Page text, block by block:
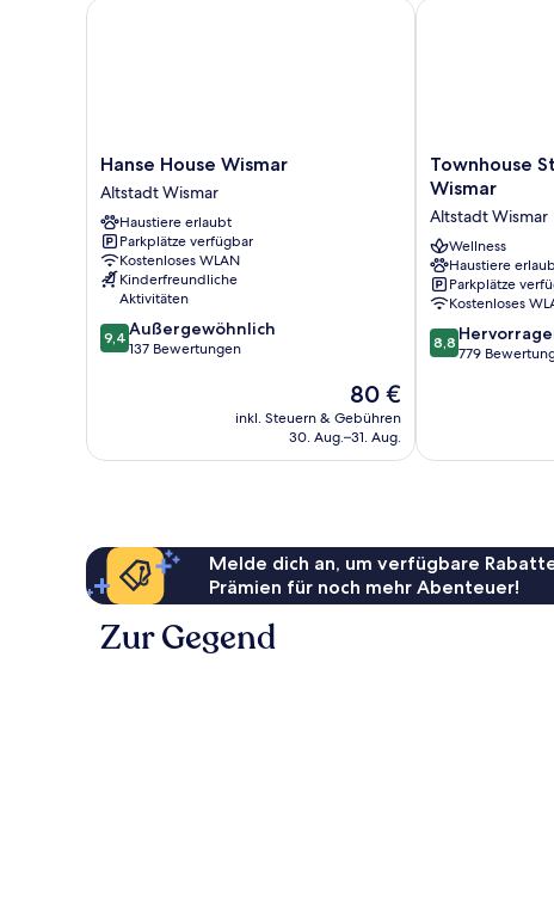
Hanse
House
Wismar
Altstadt
Wismar
Hanse House Wismar
Altstadt Wismar
Haustiere erlaubt
Parkplätze verfügbar
Kostenloses WLAN
Kinderfreundliche
Aktivitäten
9.4
von
9,4 Außergewöhnlich
137 Bewertungen
Der
Preis
beträgt
80 €
inkl. Steuern & Gebühren
30. Aug.–31. Aug.
Hanse House Wismar
Townhouse
Stadt
Wismar
Altstadt
Wismar
Townhouse
Wismar
Altstadt Wismar
Wellness
Haustiere
Parkplätze
Kostenloses
8.8
von
8,8
779
Townhouse
Melde dich an, um verfügbare
Prämien für noch mehr Abenteuer!
Zur Gegend